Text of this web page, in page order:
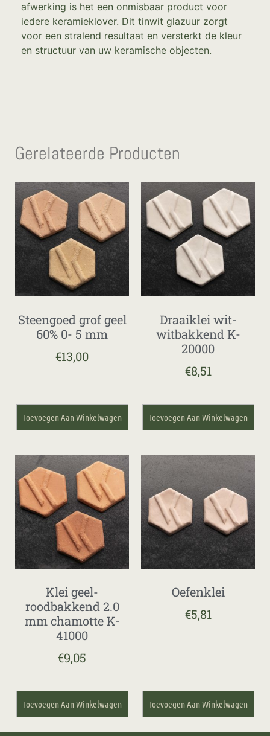
afwerking is het een onmisbaar product voor
iedere keramieklover. Dit tinwit glazuur zorgt
voor een stralend resultaat en versterkt de kleur
en structuur van uw keramische objecten.
Gerelateerde Producten
Steengoed grof geel
60% 0- 5 mm
€13,00
Toevoegen Aan Winkelwagen
Draaiklei wit-
witbakkend K-
20000
€8,51
Toevoegen Aan Winkelwagen
Klei geel-
roodbakkend 2.0
mm chamotte K-
41000
€9,05
Toevoegen Aan Winkelwagen
Oefenklei
€5,81
Toevoegen Aan Winkelwagen